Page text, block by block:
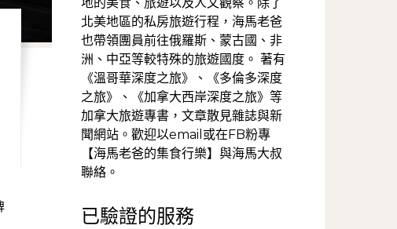
北美地區的私房旅遊行程，海馬老爸
也帶領團員前往俄羅斯、蒙古國、非
洲、中亞等較特殊的旅遊國度。 著有
《溫哥華深度之旅》、《多倫多深度
之旅》、《加拿大西岸深度之旅》等
加拿大旅遊專書，文章散見雜誌與新
聞網站。歡迎以email或在FB粉專
【海馬老爸的集食行樂】與海馬大叔
聯絡。
已驗證的服務